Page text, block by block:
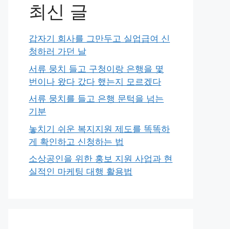
최신 글
갑자기 회사를 그만두고 실업급여 신
청하러 가던 날
서류 뭉치 들고 구청이랑 은행을 몇
번이나 왔다 갔다 했는지 모르겠다
서류 뭉치를 들고 은행 문턱을 넘는
기분
놓치기 쉬운 복지지원 제도를 똑똑하
게 확인하고 신청하는 법
소상공인을 위한 홍보 지원 사업과 현
실적인 마케팅 대행 활용법